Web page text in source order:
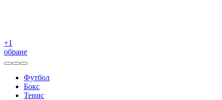
+1
обране
Футбол
Бокс
Тенис